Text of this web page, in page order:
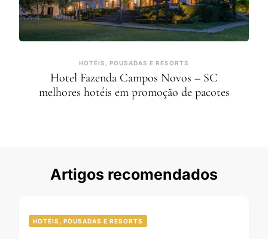
HOTÉIS, POUSADAS E RESORTS
Hotel Fazenda Campos Novos – SC
melhores hotéis em promoção de pacotes
Artigos recomendados
HOTÉIS, POUSADAS E RESORTS